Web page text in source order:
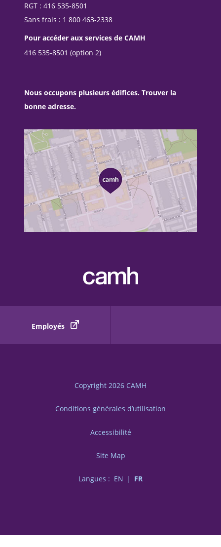
RGT : 416 535-8501
Sans frais : 1 800 463-2338
Pour accéder aux services de CAMH
416 535-8501 (option 2)
Nous occupons plusieurs édifices. Trouver la
bonne adresse.
Employés
Copyright 2026 CAMH
Conditions générales d’utilisation
Accessibilité
Site Map
Langues : EN FR